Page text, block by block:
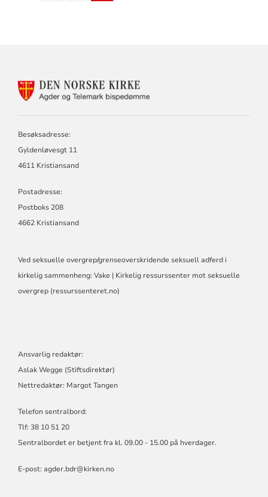
FOR
Besøksadresse:
Gyldenløvesgt 11
4611 Kristiansand
Postadresse:
Postboks 208
4662 Kristiansand
Ved seksuelle overgrep/grenseoverskridende seksuell adferd i
kirkelig sammenheng: Vake | Kirkelig ressurssenter mot seksuelle
overgrep (ressurssenteret.no)
Ansvarlig redaktør:
Aslak Wegge (Stiftsdirektør)
Nettredaktør: Margot Tangen
Telefon sentralbord:
Tlf: 38 10 51 20
Sentralbordet er betjent fra kl. 09.00 - 15.00 på hverdager.
E-post: agder.bdr@kirken.no